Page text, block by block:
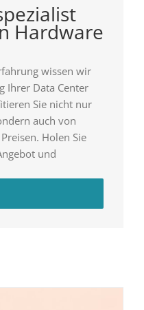
Hardware
wissen wir
Ihrer Data Center
Sie nicht nur
auch von
Holen Sie
und